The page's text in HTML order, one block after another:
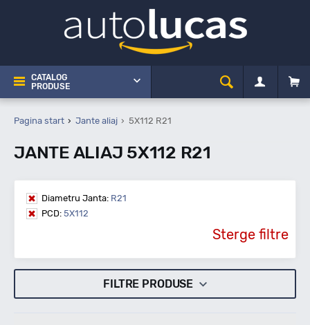
CATALOG
PRODUSE
Pagina start Jante aliaj 5X112 R21
JANTE ALIAJ 5X112 R21
Diametru Janta: R21
PCD: 5X112
Sterge filtre
FILTRE PRODUSE